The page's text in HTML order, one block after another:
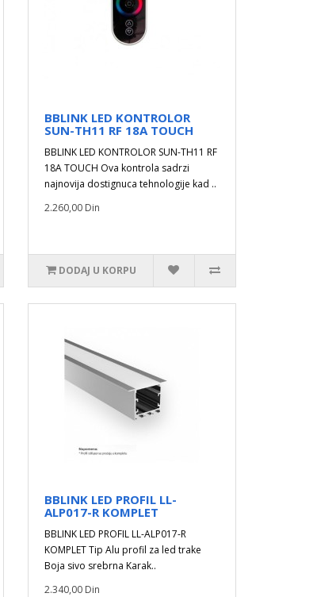
BBLINK LED KONTROLOR
SUN-TH11 RF 18A TOUCH
BBLINK LED KONTROLOR SUN-TH11 RF
18A TOUCH Ova kontrola sadrzi
najnovija dostignuca tehnologije kad ..
2.260,00 Din
DODAJ U KORPU
BBLINK LED PROFIL LL-
ALP017-R KOMPLET
BBLINK LED PROFIL LL-ALP017-R
KOMPLET Tip Alu profil za led trake
Boja sivo srebrna Karak..
2.340,00 Din